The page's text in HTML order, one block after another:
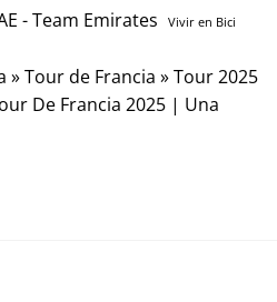
- Team Emirates Vivir en Bici
»Tour de Francia »Tour 2025
De Francia 2025 | Una